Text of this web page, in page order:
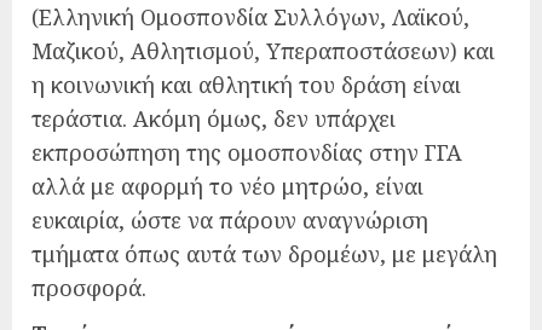
(Ελληνική Ομοσπονδία Συλλόγων, Λαϊκού,
Μαζικού, Αθλητισμού, Υπεραποστάσεων) και
η κοινωνική και αθλητική του δράση είναι
τεράστια. Ακόμη όμως, δεν υπάρχει
εκπροσώπηση της ομοσπονδίας στην ΓΓΑ
αλλά με αφορμή το νέο μητρώο, είναι
ευκαιρία, ώστε να πάρουν αναγνώριση
τμήματα όπως αυτά των δρομέων, με μεγάλη
προσφορά.